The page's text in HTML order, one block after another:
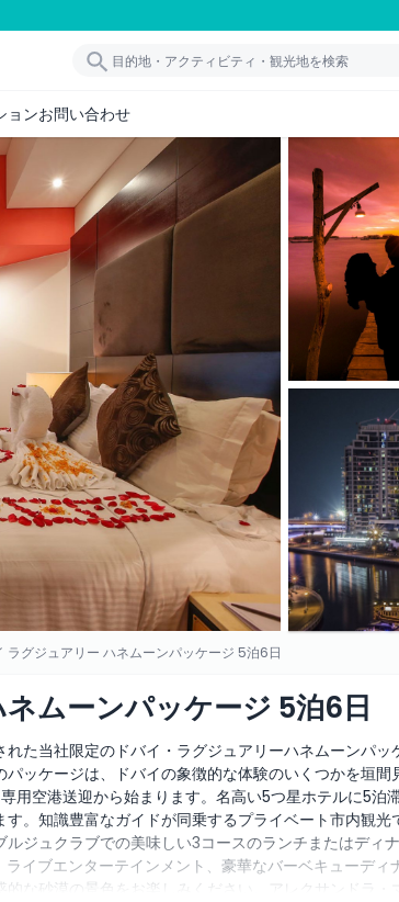
ョンお問い合わせ
ラグジュアリー ハネムーンパッケージ 5泊6日
ムーンパッケージ 5泊6日
た当社限定のドバイ・ラグジュアリーハネムーンパッ
ッケージは、ドバイの象徴的な体験のいくつかを垣間
用空港送迎から始まります。名高い5つ星ホテルに5泊
。知識豊富なガイドが同乗するプライベート市内観光
ジュクラブでの美味しい3コースのランチまたはディ
イブエンターテインメント、豪華なバーベキューディ
な砂漠の景色をお楽しみください。アレクサンドラ・